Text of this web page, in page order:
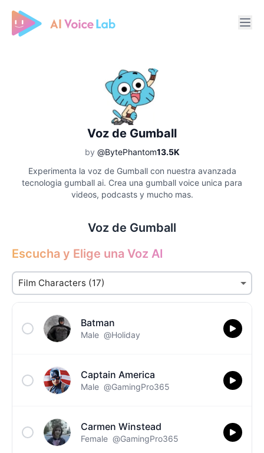
Free AI Cover & AI Voice Over
Voz de Gumball
by @BytePhantom13.5K
Experimenta la voz de Gumball con nuestra avanzada
tecnologia gumball ai. Crea una gumball voice unica para
videos, podcasts y mucho mas.
Voz de Gumball
Escucha y Elige una Voz AI
Batman
Male @Holiday
Captain America
Male @GamingPro365
Carmen Winstead
Female @GamingPro365